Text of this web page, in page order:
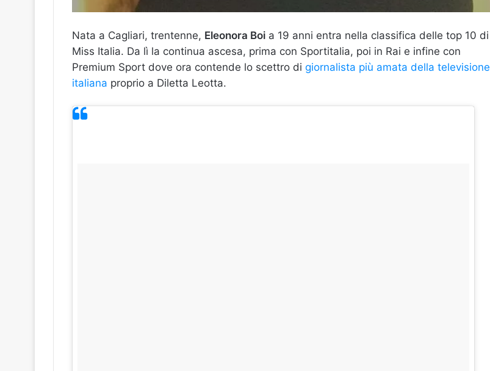
Nata a Cagliari, trentenne, Eleonora Boi a 19 anni entra nella classifica delle top 10 di
Miss Italia. Da lì la continua ascesa, prima con Sportitalia, poi in Rai e infine con
Premium Sport dove ora contende lo scettro di giornalista più amata della televisione
italiana proprio a Diletta Leotta.